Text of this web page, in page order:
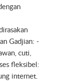
Gadjian: -
cuti,
fleksibel:
internet.